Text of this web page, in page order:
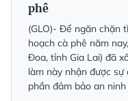
phê
(GLO)- Để ngăn chặn
hoạch cà phê năm
Đoa, tỉnh Gia Lai) đã
làm này nhận được
phần đảm bảo an